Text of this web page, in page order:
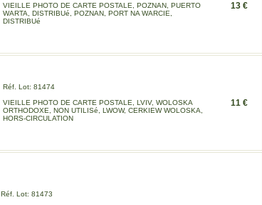
VIEILLE PHOTO DE CARTE POSTALE, POZNAN, PUERTO
WARTA, DISTRIBUé, POZNAN, PORT NA WARCIE,
DISTRIBUé
13 €
Réf. Lot: 81474
VIEILLE PHOTO DE CARTE POSTALE, LVIV, WOLOSKA
ORTHODOXE, NON UTILISé, LWOW, CERKIEW WOLOSKA,
HORS-CIRCULATION
11 €
Réf. Lot: 81473